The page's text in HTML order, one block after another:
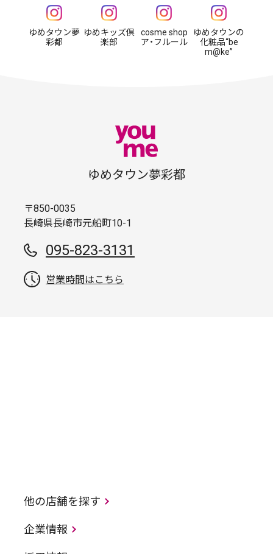
ゆめタウン夢
彩都
ゆめキッズ倶
楽部
cosme shop
ア・フルール
ゆめタウンの
化粧品“be
m@ke”
ゆめタウン夢彩都
〒850-0035
長崎県長崎市元船町10-1
095-823-3131
営業時間はこちら
他の店舗を探す
企業情報